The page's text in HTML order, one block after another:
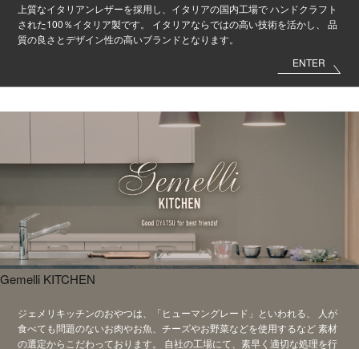
上質なイタリアンレザーを採用し、イタリアの国内工場でハンドクラフト
された100％イタリア製です。
イタリアならではの高い技術を活かし、
品
質の良さとデザイン性の高いブランドとなります。
ENTER
Gemelli KITCHEN
ジェメリキッチンのおやつは、 「ヒューマングレード」といわれる、
人が
食べても問題のないお肉やお魚、チーズやお野菜などを使用するなど素材
の選定からこだわっております。
自社の工場にて、素早く適切な処理を行